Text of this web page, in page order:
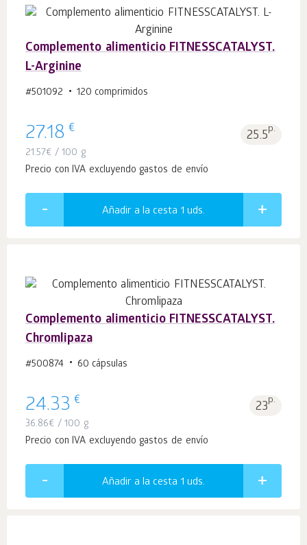
Complemento alimenticio FITNESSCATALYST.
L-Arginine
#501092 120 comprimidos
27.18 € 25.5p.
21.57€ / 100 g
Precio con IVA excluyendo gastos de envío
Añadir a la cesta 1 uds.
Complemento alimenticio FITNESSCATALYST.
Chromlipaza
#500874 60 cápsulas
24.33 € 23p.
36.86€ / 100 g
Precio con IVA excluyendo gastos de envío
Añadir a la cesta 1 uds.